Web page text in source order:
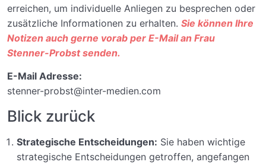
erreichen, um individuelle Anliegen zu besprechen oder
zusätzliche Informationen zu erhalten. Sie können Ihre
Notizen auch gerne vorab per E-Mail an Frau
Stenner-Probst senden.
E-Mail Adresse:
stenner-probst@inter-medien.com
Blick zurück
Strategische Entscheidungen: Sie haben wichtige
strategische Entscheidungen getroffen, angefangen